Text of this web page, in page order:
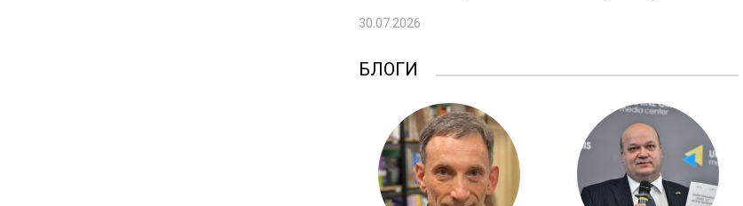
30.07.2026
БЛОГИ